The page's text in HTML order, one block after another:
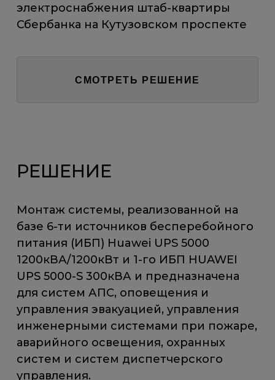
электроснабжения штаб-квартиры
Сбербанка на Кутузовском проспекте
СМОТРЕТЬ РЕШЕНИЕ
РЕШЕНИЕ
Монтаж системы, реализованной на
базе 6-ти источников бесперебойного
питания (ИБП) Huawei UPS 5000
1200кВА/1200кВт и 1-го ИБП HUAWEI
UPS 5000-S 300кВА и предназначена
для систем АПС, оповещения и
управления эвакуацией, управления
инженерными системами при пожаре,
аварийного освещения, охранных
систем и систем диспетчерского
управления.